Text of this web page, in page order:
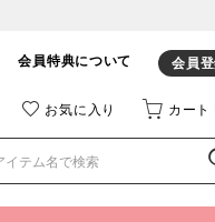
会員特典について 会員
お気に入り カート